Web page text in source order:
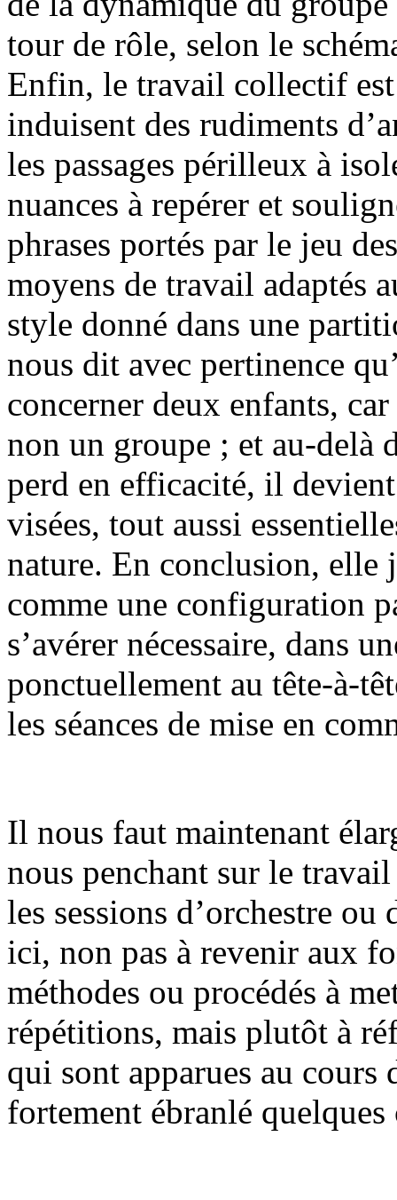
tour de rôle, selon le
Enfin, le travail collectif est
induisent des rudiments
les passages périlleux à
nuances à repérer et
phrases portés par le jeu
moyens de travail adaptés
style donné dans une
nous dit avec pertinence
concerner deux enfants,
non un groupe ; et au-delà
perd en efficacité, il
visées, tout aussi
nature. En conclusion, elle
comme une configuration
s’avérer nécessaire, dans
ponctuellement au tête-à-
les séances de mise en
Il nous faut maintenant
nous penchant sur le
les sessions d’orchestre
ici, non pas à revenir aux
méthodes ou procédés à
répétitions, mais plutôt à
qui sont apparues au cours
fortement ébranlé quelques